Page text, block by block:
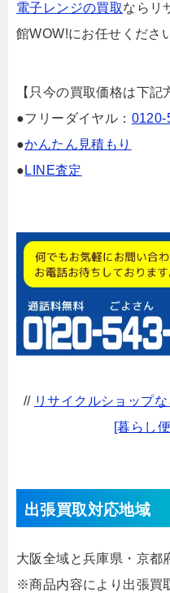
電子レンジの買取ならリ
館WOW!にお任せくださ
【只今の買取価格は下記
●フリーダイヤル： 0120-
●かんたん見積もり
● LINE査定
// リサイクルショップ
[暮らし
出張買取対応地域
大阪全域と兵庫県・京都
※商品内容により出張買